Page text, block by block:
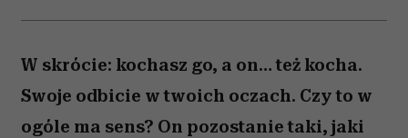
W skrócie: kochasz go, a on… też kocha.
Swoje odbicie w twoich oczach. Czy to w
ogóle ma sens? On pozostanie taki, jaki